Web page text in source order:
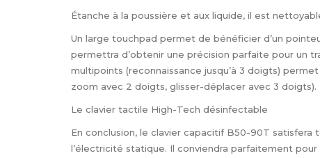
Étanche à la poussière et aux liquide, il est
Un large touchpad permet de bénéficier d’un
permettra d’obtenir une précision parfaite pour un
multipoints (reconnaissance jusqu’à 3 doigts)
zoom avec 2 doigts, glisser-déplacer avec 3 doigts).
Le clavier tactile High-Tech désinfectable
En conclusion, le clavier capacitif B50-90T
l’électricité statique. Il conviendra parfaitement